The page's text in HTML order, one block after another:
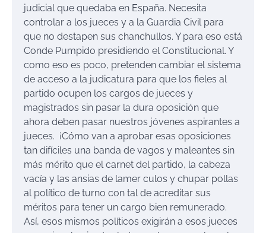
judicial que quedaba en España. Necesita
controlar a los jueces y a la Guardia Civil para
que no destapen sus chanchullos. Y para eso está
Conde Pumpido presidiendo el Constitucional. Y
como eso es poco, pretenden cambiar el sistema
de acceso a la judicatura para que los fieles al
partido ocupen los cargos de jueces y
magistrados sin pasar la dura oposición que
ahora deben pasar nuestros jóvenes aspirantes a
jueces. ¡Cómo van a aprobar esas oposiciones
tan difíciles una banda de vagos y maleantes sin
más mérito que el carnet del partido, la cabeza
vacía y las ansias de lamer culos y chupar pollas
al político de turno con tal de acreditar sus
méritos para tener un cargo bien remunerado.
Así, esos mismos políticos exigirán a esos jueces